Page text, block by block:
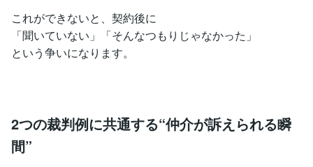
これができないと、契約後に
「聞いていない」「そんなつもりじゃなかった」
という争いになります。
2つの裁判例に共通する“仲介が訴えられる瞬
間”